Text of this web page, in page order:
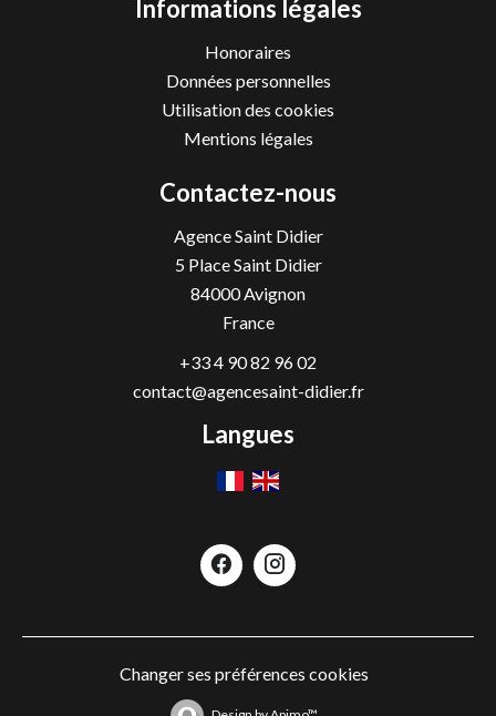
Informations légales
Honoraires
Données personnelles
Utilisation des cookies
Mentions légales
Contactez-nous
Agence Saint Didier
5 Place Saint Didier
84000Avignon
France
+33 4 90 82 96 02
contact@agencesaint-didier.fr
Langues
Changer ses préférences cookies